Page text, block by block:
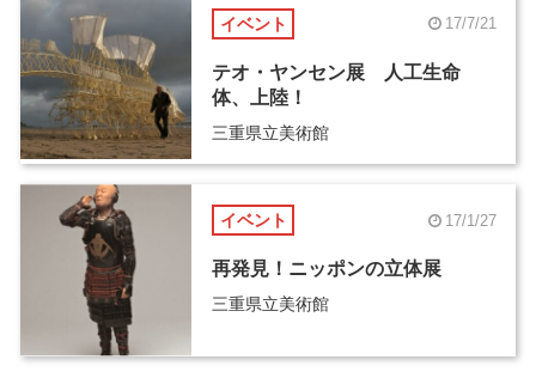
イベント 17/7/21
テオ・ヤンセン展 人工生命
体、上陸！
三重県立美術館
イベント 17/1/27
再発見！ニッポンの立体展
三重県立美術館